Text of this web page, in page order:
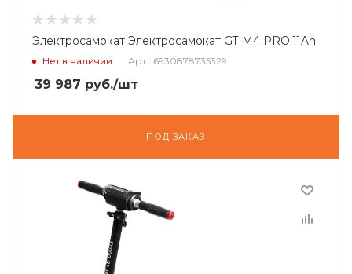
Электросамокат Электросамокат GT M4 PRO 11Ah
Нет в наличии Арт.: 6930878735329
39 987 руб./шт
ПОД ЗАКАЗ